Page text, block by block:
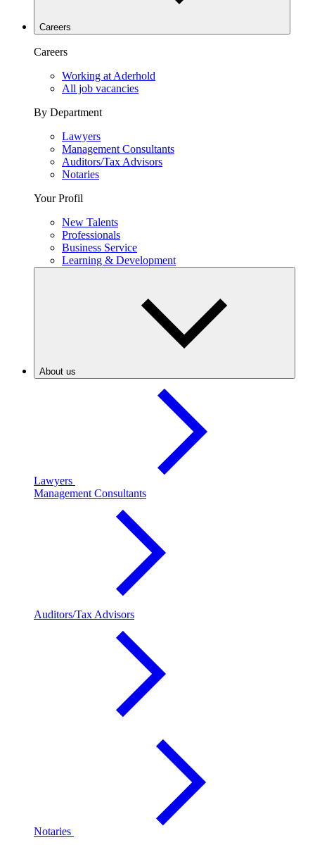
Careers
Careers
Working at Aderhold
All job vacancies
By Department
Lawyers
Management Consultants
Auditors/Tax Advisors
Notaries
Your Profil
New Talents
Professionals
Business Service
Learning & Development
About us
Lawyers
Management Consultants
Auditors/Tax Advisors
Notaries